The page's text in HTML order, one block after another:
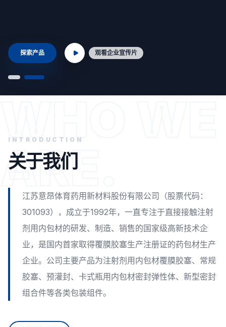
探索产品 观看企业宣传片
ARE.
INTRODUCTION
关于我们
江苏意昂体育药用新材料股份有限公司（股票代码：
301093），成立于1992年，一直专注于直接接触注射
剂用内包材的研发、制造、销售的国家级高新技术企
业，是国内首家取得覆膜胶塞生产注册证的药包材生产
企业。公司主要产品为注射剂用内包材覆膜胶塞、常规
胶塞、预灌封、卡式瓶用内包材密封弹性体、新型密封
组合件等各类包装组件。